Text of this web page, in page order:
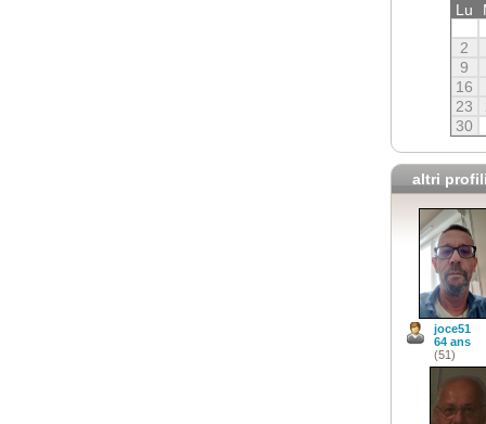
Lu
2
9
16
23
30
altri
joce51
64 ans
(51)